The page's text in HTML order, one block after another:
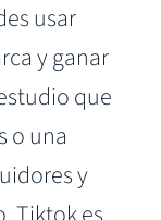
usar
y ganar
que
o una
y